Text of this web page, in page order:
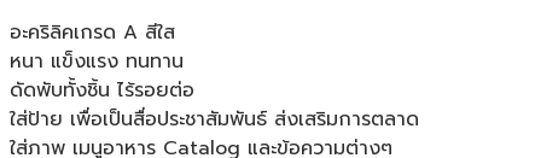
อะคริลิคเกรด A สีใส
หนา แข็งแรง ทนทาน
ดัดพับทั้งชิ้น ไร้รอยต่อ
ใส่ป้าย เพื่อเป็นสื่อประชาสัมพันธ์ ส่งเสริมการตลาด
ใส่ภาพ เมนูอาหาร Catalog และข้อความต่างๆ